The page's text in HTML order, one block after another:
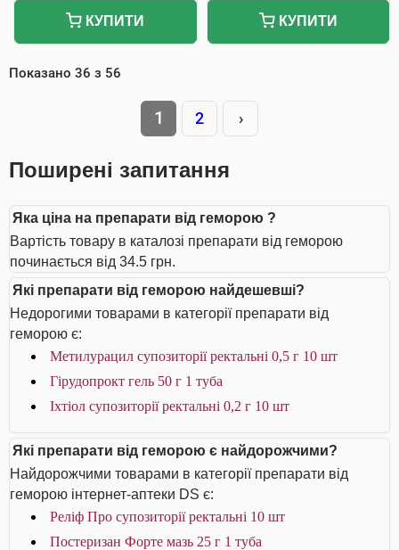
КУПИТИ КУПИТИ
Показано 36 з 56
1 2 ›
Поширені запитання
Яка ціна на препарати від геморою ?
Вартість товару в каталозі препарати від геморою
починається від 34.5 грн.
Які препарати від геморою найдешевші?
Недорогими товарами в категорії препарати від
геморою є:
Метилурацил супозиторії ректальні 0,5 г 10 шт
Гірудопрокт гель 50 г 1 туба
Іхтіол супозиторії ректальні 0,2 г 10 шт
Які препарати від геморою є найдорожчими?
Найдорожчими товарами в категорії препарати від
геморою інтернет-аптеки DS є:
Реліф Про супозиторії ректальні 10 шт
Постеризан Форте мазь 25 г 1 туба